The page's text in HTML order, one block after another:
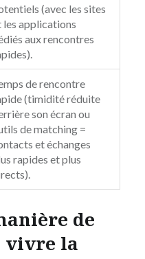
(avec les sites
les applications
aux rencontres
de rencontre
(timidité réduite
son écran ou
de matching =
et échanges
rapides et plus
de
vivre la